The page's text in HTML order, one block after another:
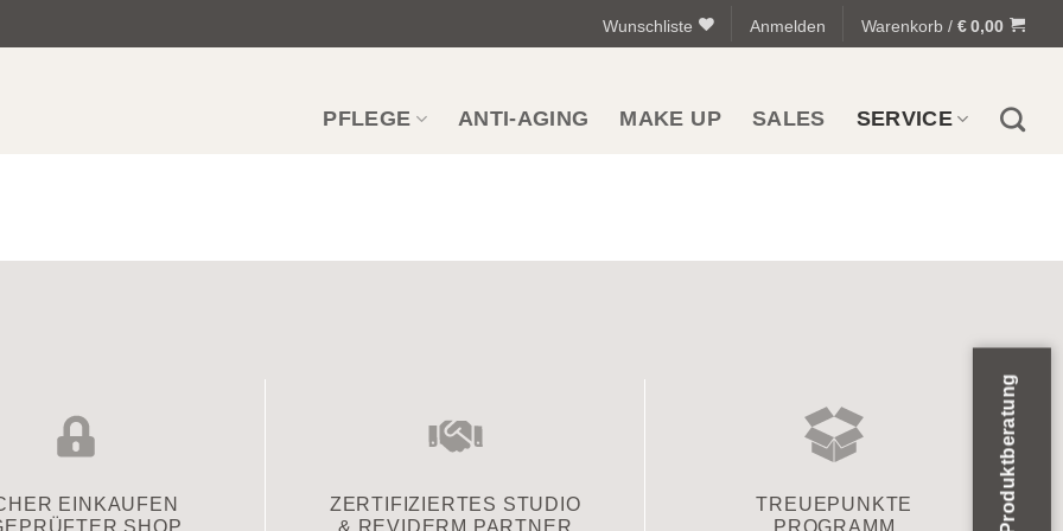
Wunschliste Anmelden Warenkorb / € 0,00
PFLEGE ANTI-AGING MAKE UP SALES SERVICE
Produktberatung
EINKAUFEN
ZERTIFIZIERTES STUDIO
TREUEPUNKTE